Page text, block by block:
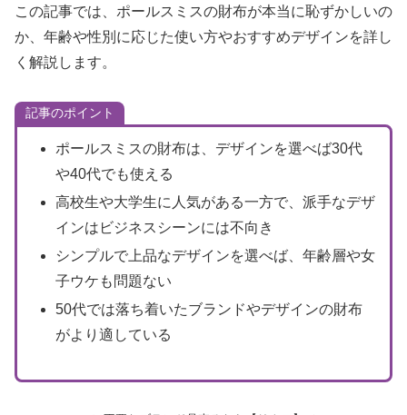
この記事では、ポールスミスの財布が本当に恥ずかしいの
か、年齢や性別に応じた使い方やおすすめデザインを詳し
く解説します。
記事のポイント
ポールスミスの財布は、デザインを選べば30代
や40代でも使える
高校生や大学生に人気がある一方で、派手なデザ
インはビジネスシーンには不向き
シンプルで上品なデザインを選べば、年齢層や女
子ウケも問題ない
50代では落ち着いたブランドやデザインの財布
がより適している